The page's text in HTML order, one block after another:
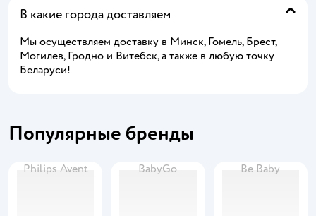
В какие города доставляем
Мы осуществляем доставку в Минск, Гомель, Брест,
Могилев, Гродно и Витебск, а также в любую точку
Беларуси!
Популярные бренды
Philips Avent BabyGo Be Baby